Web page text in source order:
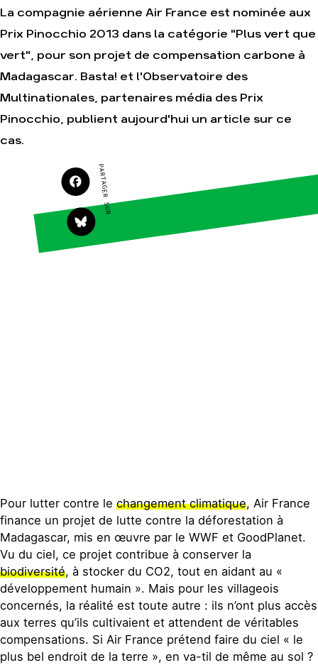
S'engager sur le
terrain
Agir au quotidien
Soutenir les
campagnes
patrimoine
Télécharger
gratuitement les
guides éco-citoyens
Nos thématiques
Multinationales
La compagnie aérienne Air France est nominée aux
Prix Pinocchio 2013 dans la catégorie "Plus vert que
vert", pour son projet de compensation carbone à
Madagascar. Basta! et l'Observatoire des
Multinationales, partenaires média des Prix
Pinocchio, publient aujourd'hui un article sur ce
cas.
PARTAGER SUR
Pour lutter contre le changement climatique, Air France
finance un projet de lutte contre la déforestation à
Madagascar, mis en œuvre par le WWF et GoodPlanet.
Vu du ciel, ce projet contribue à conserver la
biodiversité, à stocker du CO2, tout en aidant au «
développement humain ». Mais pour les villageois
concernés, la réalité est toute autre : ils n’ont plus accès
aux terres qu’ils cultivaient et attendent de véritables
compensations. Si Air France prétend faire du ciel « le
plus bel endroit de la terre », en va-til de même au sol ?